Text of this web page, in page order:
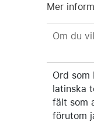
Mer
Om du
Ord som
latinska
fält som
förutom